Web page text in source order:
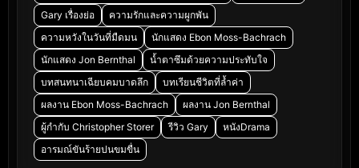
Gary เรื่องย่อ
ความรักและความผูกพัน
ความหวังในวันที่มืดมน
นักแสดง Ebon Moss-Bachrach
นักแสดง Jon Bernthal
น้ำตาซึมด้วยความประทับใจ
บทสนทนาเฉียบคมบาดลึก
บทเรียนชีวิตที่ล้ำค่า
ผลงาน Ebon Moss-Bachrach
ผลงาน Jon Bernthal
ผู้กำกับ Christopher Storer
รีวิว Gary
หนังDrama
อารมณ์ขันร้ายปนขมขื่น